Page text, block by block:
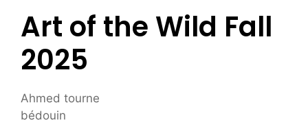
Art of the Wild Fall
2025
Ahmed tourne
bédouin